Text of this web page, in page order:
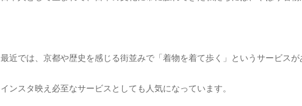
最近では、京都や歴史を感じる街並みで「着物を着て歩く」というサービス
インスタ映え必至なサービスとしても人気になっています。